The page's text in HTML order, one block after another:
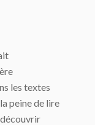
les textes
peine de lire